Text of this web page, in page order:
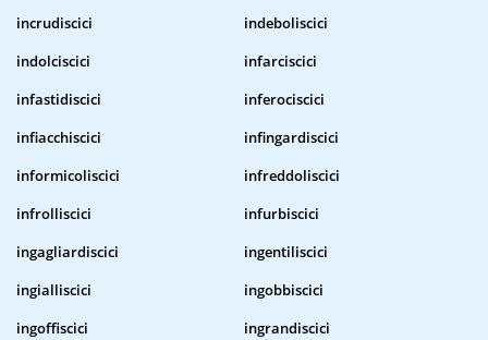
incrudiscici
indeboliscici
indolciscici
infarciscici
infastidiscici
inferociscici
infiacchiscici
infingardiscici
informicoliscici
infreddoliscici
infrolliscici
infurbiscici
ingagliardiscici
ingentiliscici
ingialliscici
ingobbiscici
ingoffiscici
ingrandiscici